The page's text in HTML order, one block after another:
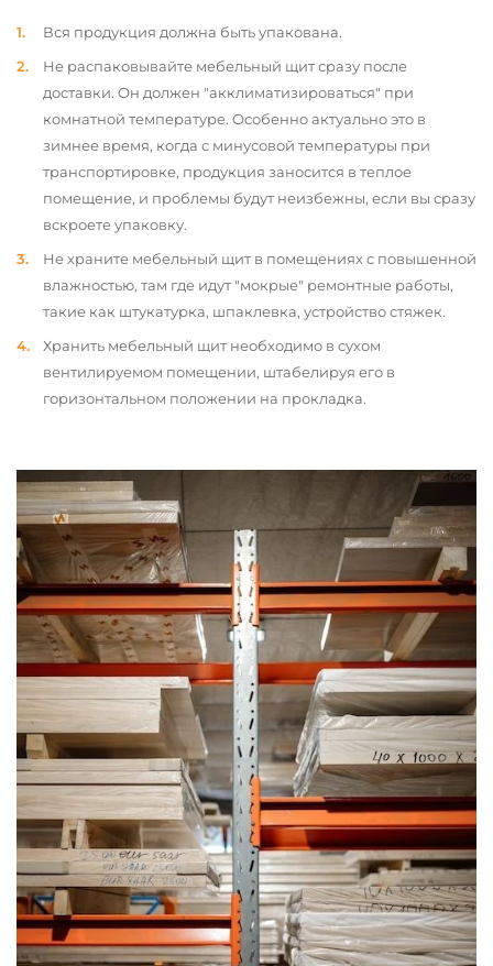
Вся продукция должна быть упакована.
Не распаковывайте мебельный щит сразу после
доставки. Он должен "акклиматизироваться" при
комнатной температуре. Особенно актуально это в
зимнее время, когда с минусовой температуры при
транспортировке, продукция заносится в теплое
помещение, и проблемы будут неизбежны, если вы сразу
вскроете упаковку.
Не храните мебельный щит в помещениях с повышенной
влажностью, там где идут "мокрые" ремонтные работы,
такие как штукатурка, шпаклевка, устройство стяжек.
Хранить мебельный щит необходимо в сухом
вентилируемом помещении, штабелируя его в
горизонтальном положении на прокладка.